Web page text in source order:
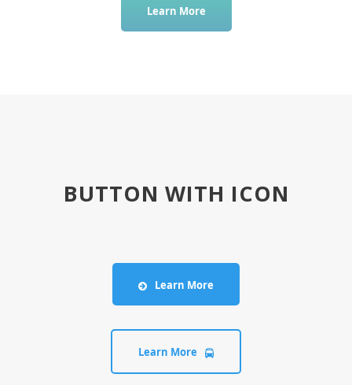
Learn More
BUTTON WITH ICON
Learn More
Learn More